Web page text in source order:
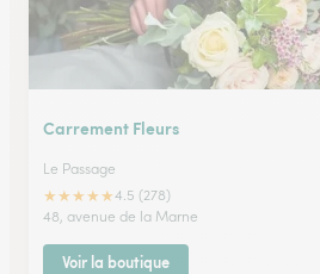
Carrement Fleurs
Le Passage
★★★★★4.5 (278)
48, avenue de la Marne
Voir la boutique